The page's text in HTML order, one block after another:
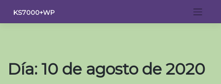
contenido
KS7000+WP
Día: 10 de agosto de 2020